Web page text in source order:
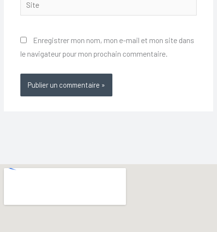
Enregistrer mon nom, mon e-mail et mon site dans
le navigateur pour mon prochain commentaire.